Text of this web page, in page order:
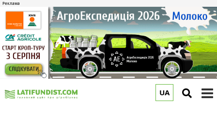
UA